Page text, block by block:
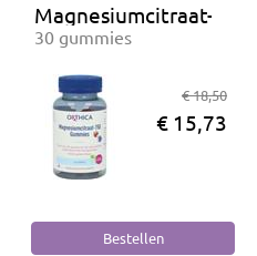
Magnesiumcitraat-150
30 gummies
€ 18,50
€ 15,73